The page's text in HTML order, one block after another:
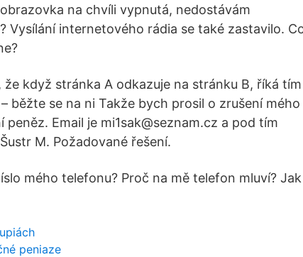
na chvíli vypnutá, nedostávám
Vysílání internetového rádia se také zastavilo.
když stránka A odkazuje na stránku B, říká tím
běžte se na ni Takže bych prosil o zrušení mého
Email je mi1sak@seznam.cz a pod tím
M. Požadované řešení.
mého telefonu? Proč na mě telefon mluví? Jak
peniaze